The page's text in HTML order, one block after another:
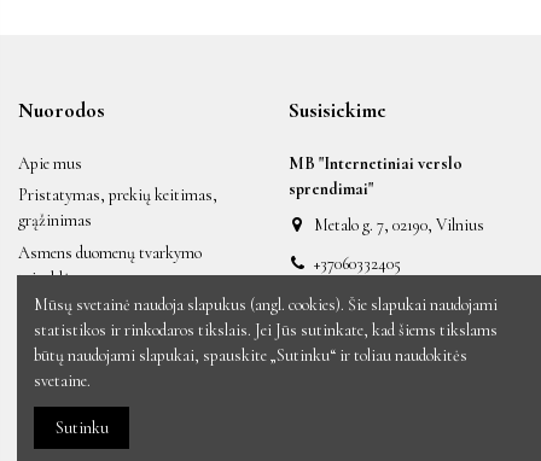
Nuorodos
Apie mus
Pristatymas, prekių keitimas,
grąžinimas
Asmens duomenų tvarkymo
taisyklės
Taisyklės ir sąlygos
Naujos prekės
Sumažinta kaina
Perkamiausios prekės
Susisiekime
MB "Internetiniai verslo
sprendimai"
Metalo g. 7, 02190, Vilnius
+37060332405
labas@auksiniai.lt
Mūsų svetainė naudoja slapukus (angl. cookies). Šie slapukai naudojami
statistikos ir rinkodaros tikslais. Jei Jūs sutinkate, kad šiems tikslams
būtų naudojami slapukai, spauskite „Sutinku“ ir toliau naudokitės
svetaine.
Sutinku